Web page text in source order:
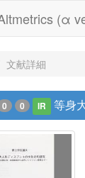
(α
文献詳細
0 0 IR 等身